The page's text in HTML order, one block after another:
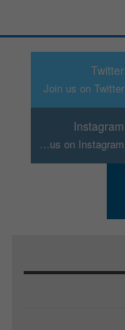
Twitter
Join us on Twitter
Instagram
Join us on Instagram